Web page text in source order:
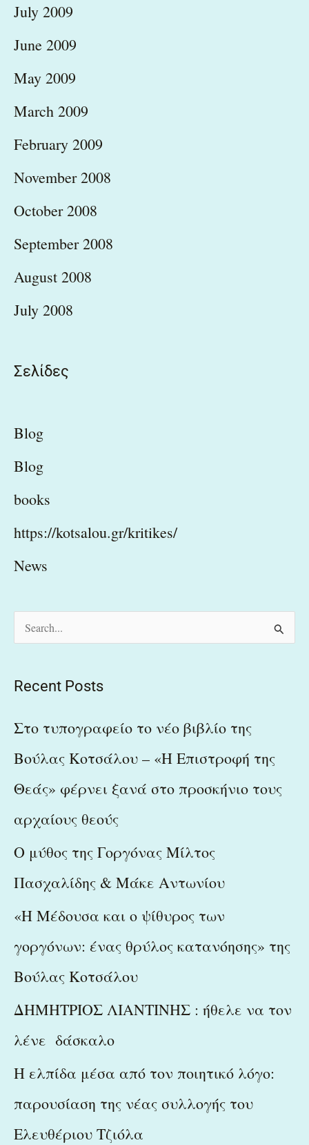
July 2009
June 2009
May 2009
March 2009
February 2009
November 2008
October 2008
September 2008
August 2008
July 2008
Σελίδες
Blog
Blog
books
https://kotsalou.gr/kritikes/
News
c
f
o
Recent Posts
Στο τυπογραφείο το νέο βιβλίο της
Βούλας Κοτσάλου – «Η Επιστροφή της
Θεάς» φέρνει ξανά στο προσκήνιο τους
αρχαίους θεούς
Ο μύθος της Γοργόνας Μίλτος
Πασχαλίδης & Μάκε Αντωνίου
«Η Μέδουσα και ο ψίθυρος των
γοργόνων: ένας θρύλος κατανόησης» της
Βούλας Κοτσάλου
ΔΗΜΗΤΡΙΟΣ ΛΙΑΝΤΙΝΗΣ : ήθελε να τον
λένε δάσκαλο
Η ελπίδα μέσα από τον ποιητικό λόγο:
παρουσίαση της νέας συλλογής του
Ελευθέριου Τζιόλα